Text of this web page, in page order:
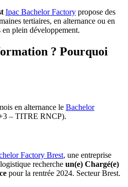
Ipac Bachelor Factory propose des
tertiaires, en alternance ou en
plein développement.
? Pourquoi
en alternance le Bachelor
– TITRE RNCP).
Factory Brest, une entreprise
recherche un(e) Chargé(e)
pour la rentrée 2024. Secteur Brest.